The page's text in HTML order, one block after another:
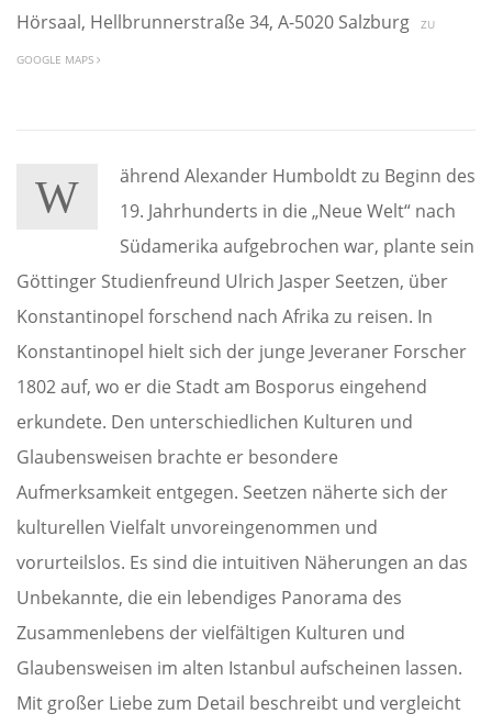
Hörsaal, Hellbrunnerstraße 34, A-5020 Salzburg
ZU
GOOGLE MAPS
W
ährend Alexander Humboldt zu Beginn des
19. Jahrhunderts in die „Neue Welt“ nach
Südamerika aufgebrochen war, plante sein
Göttinger Studienfreund Ulrich Jasper Seetzen, über
Konstantinopel forschend nach Afrika zu reisen. In
Konstantinopel hielt sich der junge Jeveraner Forscher
1802 auf, wo er die Stadt am Bosporus eingehend
erkundete. Den unterschiedlichen Kulturen und
Glaubensweisen brachte er besondere
Aufmerksamkeit entgegen. Seetzen näherte sich der
kulturellen Vielfalt unvoreingenommen und
vorurteilslos. Es sind die intuitiven Näherungen an das
Unbekannte, die ein lebendiges Panorama des
Zusammenlebens der vielfältigen Kulturen und
Glaubensweisen im alten Istanbul aufscheinen lassen.
Mit großer Liebe zum Detail beschreibt und vergleicht